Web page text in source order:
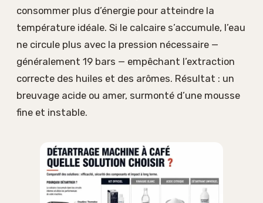
consommer plus d’énergie pour atteindre la
température idéale. Si le calcaire s’accumule, l’eau
ne circule plus avec la pression nécessaire —
généralement 19 bars — empêchant l’extraction
correcte des huiles et des arômes. Résultat : un
breuvage acide ou amer, surmonté d’une mousse
fine et instable.